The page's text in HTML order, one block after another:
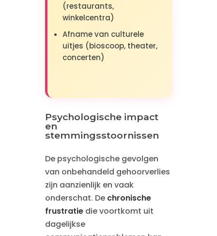
(restaurants,
winkelcentra)
Afname van culturele
uitjes (bioscoop, theater,
concerten)
Psychologische impact
en
stemmingsstoornissen
De psychologische gevolgen
van onbehandeld gehoorverlies
zijn aanzienlijk en vaak
onderschat. De chronische
frustratiedie voortkomt uit
dagelijkse